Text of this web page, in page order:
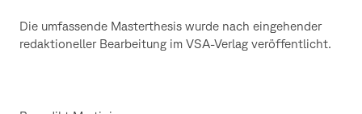
Die umfassende Masterthesis wurde nach eingehender
redaktioneller Bearbeitung im VSA-Verlag veröffentlicht.